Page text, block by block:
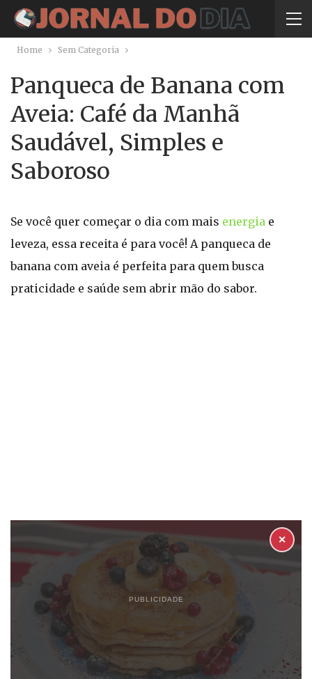
Home Sem Categoria
Panqueca de Banana com
Aveia: Café da Manhã
Saudável, Simples e
Saboroso
Se você quer começar o dia com mais energia e
leveza, essa receita é para você! A panqueca de
banana com aveia é perfeita para quem busca
praticidade e saúde sem abrir mão do sabor.
PUBLICIDADE
✕